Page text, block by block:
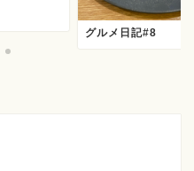
グルメ日記#8